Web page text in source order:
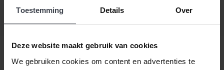
Toestemming Details Over
Deze website maakt gebruik van cookies
We gebruiken cookies om content en advertenties te